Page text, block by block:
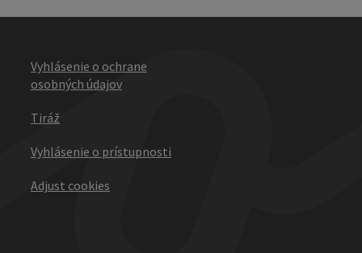
Vyhlásenie o ochrane
osobných údajov
Tiráž
Vyhlásenie o prístupnosti
Adjust cookies